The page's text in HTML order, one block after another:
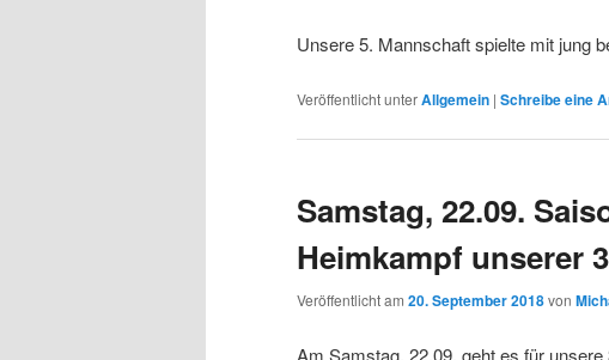
Unsere 5. Mannschaft spielte mit jung
Veröffentlicht unterAllgemein | Schreibe eine
Samstag, 22.09.
Heimkampf unserer
Veröffentlicht am 20. September 2018von
Am Samstag, 22.09. geht es für